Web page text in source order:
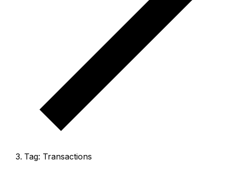
Tag: Transactions